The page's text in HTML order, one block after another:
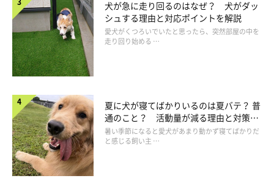
犬が急に走り回るのはなぜ？ 犬がダッ
シュする理由と対応ポイントを解説
愛犬がくつろいでいたと思ったら、突然部屋の中を
走り回り始める …
夏に犬が寝てばかりいるのは夏バテ？ 普
通のこと？ 活動量が減る理由と対策と
は
暑い季節になると愛犬があまり動かず寝てばかりだ
と感じる飼い主 …